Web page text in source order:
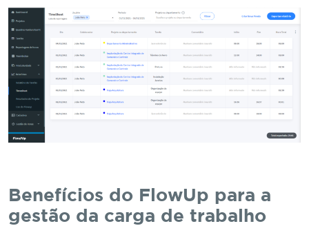
Benefícios do FlowUp para a
gestão da carga de trabalho